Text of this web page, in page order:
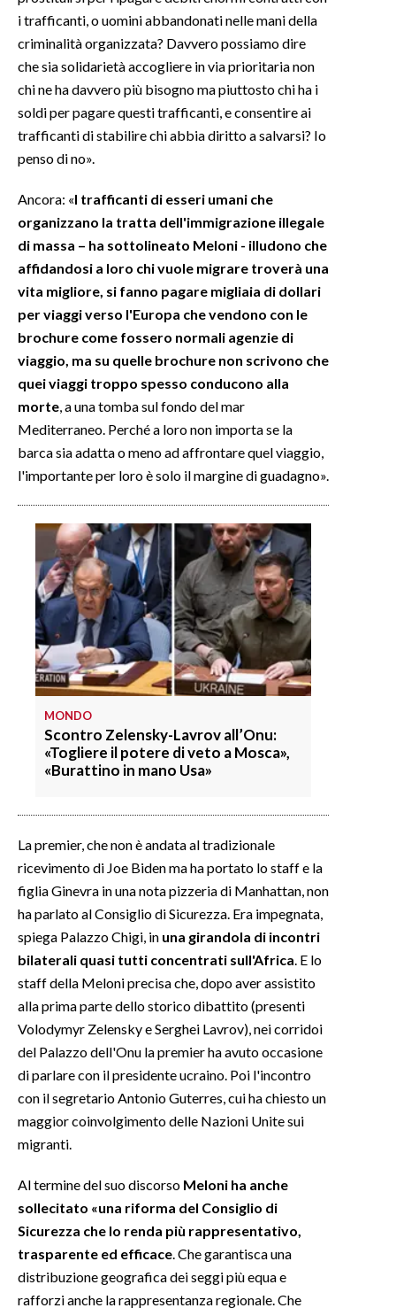
i trafficanti, o uomini abbandonati nelle mani della
criminalità organizzata? Davvero possiamo dire
che sia solidarietà accogliere in via prioritaria non
chi ne ha davvero più bisogno ma piuttosto chi ha i
soldi per pagare questi trafficanti, e consentire ai
trafficanti di stabilire chi abbia diritto a salvarsi? Io
penso di no».
Ancora: «I trafficanti di esseri umani che
organizzano la tratta dell'immigrazione illegale
di massa – ha sottolineato Meloni - illudono che
affidandosi a loro chi vuole migrare troverà una
vita migliore, si fanno pagare migliaia di dollari
per viaggi verso l'Europa che vendono con le
brochure come fossero normali agenzie di
viaggio, ma su quelle brochure non scrivono che
quei viaggi troppo spesso conducono alla
morte , a una tomba sul fondo del mar
Mediterraneo. Perché a loro non importa se la
barca sia adatta o meno ad affrontare quel viaggio,
l'importante per loro è solo il margine di guadagno».
MONDO
Scontro Zelensky-Lavrov all’Onu:
«Togliere il potere di veto a Mosca»,
«Burattino in mano Usa»
La premier, che non è andata al tradizionale
ricevimento di Joe Biden ma ha portato lo staff e la
figlia Ginevra in una nota pizzeria di Manhattan, non
ha parlato al Consiglio di Sicurezza. Era impegnata,
spiega Palazzo Chigi, in una girandola di incontri
bilaterali quasi tutti concentrati sull'Africa. E lo
staff della Meloni precisa che, dopo aver assistito
alla prima parte dello storico dibattito (presenti
Volodymyr Zelensky e Serghei Lavrov), nei corridoi
del Palazzo dell'Onu la premier ha avuto occasione
di parlare con il presidente ucraino. Poi l'incontro
con il segretario Antonio Guterres, cui ha chiesto un
maggior coinvolgimento delle Nazioni Unite sui
migranti.
Al termine del suo discorso Meloni ha anche
sollecitato «una riforma del Consiglio di
Sicurezza che lo renda più rappresentativo,
trasparente ed efficace. Che garantisca una
distribuzione geografica dei seggi più equa e
rafforzi anche la rappresentanza regionale. Che